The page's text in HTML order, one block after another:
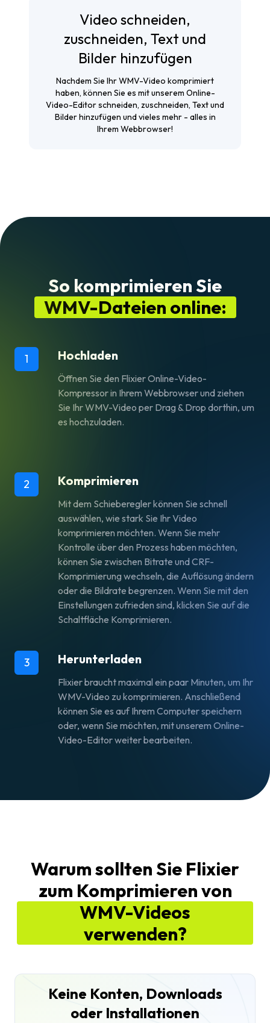
Video schneiden,
zuschneiden, Text und
Bilder hinzufügen
Nachdem Sie Ihr WMV-Video komprimiert
haben, können Sie es mit unserem Online-
Video-Editor schneiden, zuschneiden, Text und
Bilder hinzufügen und vieles mehr - alles in
Ihrem Webbrowser!
So komprimieren Sie
WMV-Dateien online:
1 Hochladen
Öffnen Sie den Flixier Online-Video-
Kompressor in Ihrem Webbrowser und ziehen
Sie Ihr WMV-Video per Drag & Drop dorthin, um
es hochzuladen.
2 Komprimieren
Mit dem Schieberegler können Sie schnell
auswählen, wie stark Sie Ihr Video
komprimieren möchten. Wenn Sie mehr
Kontrolle über den Prozess haben möchten,
können Sie zwischen Bitrate und CRF-
Komprimierung wechseln, die Auflösung ändern
oder die Bildrate begrenzen. Wenn Sie mit den
Einstellungen zufrieden sind, klicken Sie auf die
Schaltfläche Komprimieren.
3 Herunterladen
Flixier braucht maximal ein paar Minuten, um Ihr
WMV-Video zu komprimieren. Anschließend
können Sie es auf Ihrem Computer speichern
oder, wenn Sie möchten, mit unserem Online-
Video-Editor weiter bearbeiten.
Warum sollten Sie Flixier
zum Komprimieren von
WMV-Videos
verwenden?
Keine Konten, Downloads
oder Installationen